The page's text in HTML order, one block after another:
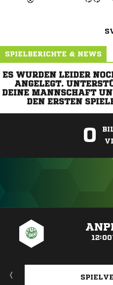
SPIELBERICHTE & NEWS
ES WURDEN LEIDER
ANGELEGT.
DEINE MANNSCHAFT
DEN ERSTEN
0